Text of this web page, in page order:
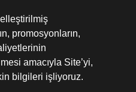
promosyonların,
amacıyla Site’yi,
bilgileri işliyoruz.